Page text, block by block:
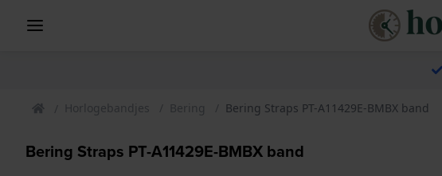
Horlogebandjes Bering Bering Straps PT-A11429E-BMBX band
Bering Straps PT-A11429E-BMBX band